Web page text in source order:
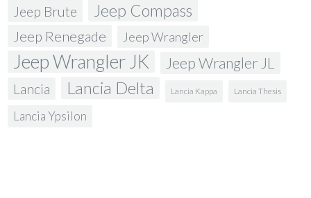
Jeep Brute Jeep Compass
Jeep Renegade Jeep Wrangler
Jeep Wrangler JK Jeep Wrangler JL
Lancia Lancia Delta Lancia Kappa Lancia Thesis
Lancia Ypsilon